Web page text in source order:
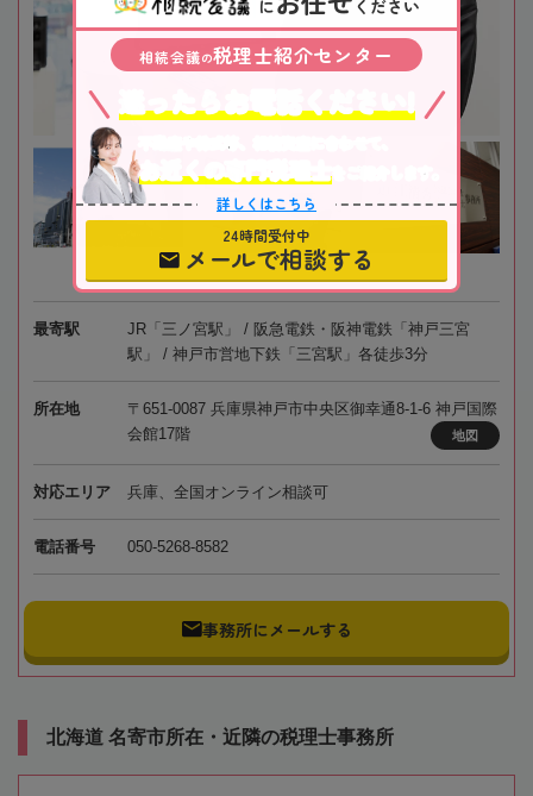
最寄駅
JR「三ノ宮駅」 / 阪急電鉄・阪神電鉄「神戸三宮
駅」 / 神戸市営地下鉄「三宮駅」各徒歩3分
所在地
〒651-0087 兵庫県神戸市中央区御幸通8-1-6 神戸国際
会館17階
地図
対応エリア 兵庫、全国オンライン相談可
電話番号 050-5268-8582
事務所にメールする
北海道 名寄市所在・近隣の税理士事務所
に ください
相続会議の税理士紹介センター
不動産や株式等、相続資産に合わせて、
お近くの専門税理士 をご紹介します。
詳しくはこちら
24時間受付中
メールで相談する